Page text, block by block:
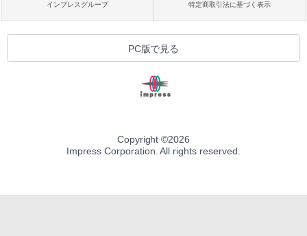
インプレスグループ 特定商取引法に基づく表示
PC版で見る
Copyright ©2026
Impress Corporation. All rights reserved.